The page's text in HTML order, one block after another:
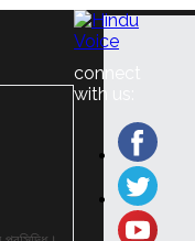
connect
with us: